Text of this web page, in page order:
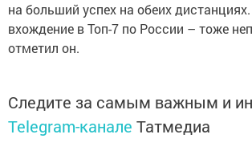
на больший успех на обеих
вхождение в Топ-7 по России – тоже
отметил он.
Следите за самым важным и
Telegram-канале Татмедиа